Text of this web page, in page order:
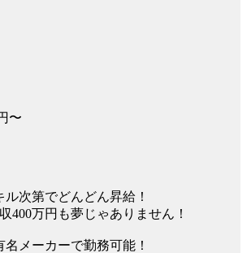
〜
ル次第でどんどん昇給！
400万円も夢じゃありません！
メーカーで勤務可能！